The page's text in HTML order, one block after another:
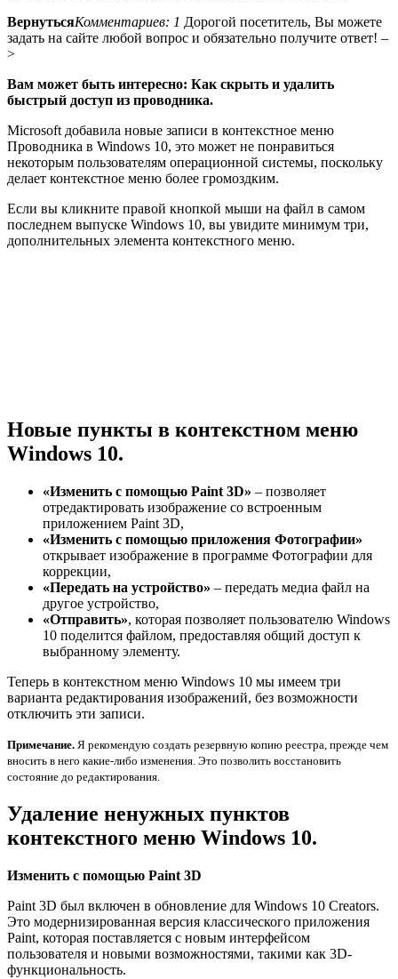
ВернутьсяКомментариев: 1 Дорогой посетитель, Вы можете
задать на сайте любой вопрос и обязательно получите ответ! –
>
Вам может быть интересно: Как скрыть и удалить
быстрый доступ из проводника.
Microsoft добавила новые записи в контекстное меню
Проводника в Windows 10, это может не понравиться
некоторым пользователям операционной системы, поскольку
делает контекстное меню более громоздким.
Если вы кликните правой кнопкой мыши на файл в самом
последнем выпуске Windows 10, вы увидите минимум три,
дополнительных элемента контекстного меню.
Новые пункты в контекстном меню
Windows 10.
«Изменить с помощью Paint 3D» – позволяет
отредактировать изображение со встроенным
приложением Paint 3D,
«Изменить с помощью приложения Фотографии»
открывает изображение в программе Фотографии для
коррекции,
«Передать на устройство» – передать медиа файл на
другое устройство,
«Отправить», которая позволяет пользователю Windows
10 поделится файлом, предоставляя общий доступ к
выбранному элементу.
Теперь в контекстном меню Windows 10 мы имеем три
варианта редактирования изображений, без возможности
отключить эти записи.
Примечание. Я рекомендую создать резервную копию реестра, прежде чем
вносить в него какие-либо изменения. Это позволить восстановить
состояние до редактирования.
Удаление ненужных пунктов
контекстного меню Windows 10.
Изменить с помощью Paint 3D
Paint 3D был включен в обновление для Windows 10 Creators.
Это модернизированная версия классического приложения
Paint, которая поставляется с новым интерфейсом
пользователя и новыми возможностями, такими как 3D-
функциональность.